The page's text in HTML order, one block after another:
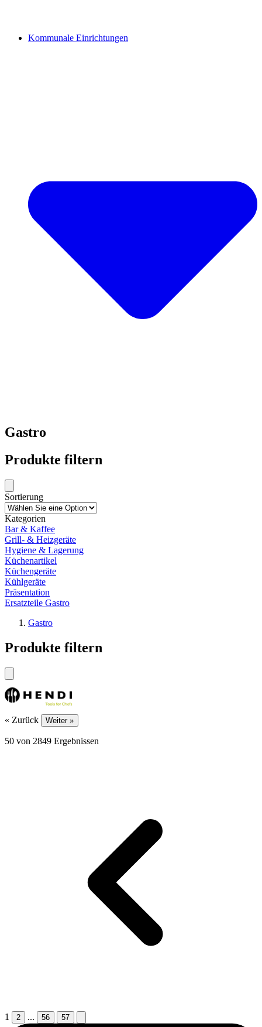
Kommunale Einrichtungen
Gastro
Produkte filtern
Sortierung
Kategorien
Bar & Kaffee
Grill- & Heizgeräte
Hygiene & Lagerung
Küchenartikel
Küchengeräte
Kühlgeräte
Präsentation
Ersatzteile Gastro
Gastro
Produkte filtern
« Zurück Weiter »
50 von 2849 Ergebnissen
1 2 ... 56 57